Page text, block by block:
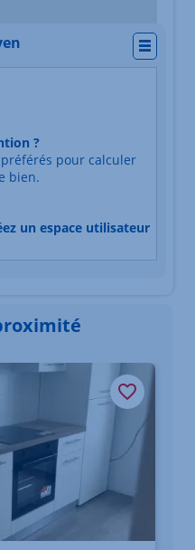
Durée du trajet en
?
pour calculer
bien.
un espace utilisateur